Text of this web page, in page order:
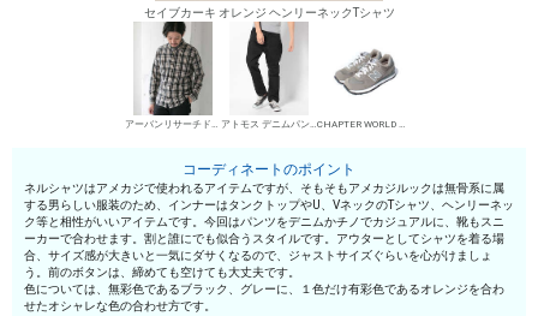
セイブカーキ オレンジ ヘンリーネックTシャツ
アーバンリサーチドアーズ ネルシャツ アトモス デニムパンツ・ジーンズ CHAPTER WORLD ローカットスニーカー
コーディネートのポイント
ネルシャツはアメカジで使われるアイテムですが、そもそもアメカジルックは無骨系に属
する男らしい服装のため、インナーはタンクトップやU、VネックのTシャツ、ヘンリーネッ
ク等と相性がいいアイテムです。今回はパンツをデニムかチノでカジュアルに、靴もスニ
ーカーで合わせます。割と誰にでも似合うスタイルです。アウターとしてシャツを着る場
合、サイズ感が大きいと一気にダサくなるので、ジャストサイズぐらいを心がけましょ
う。前のボタンは、締めても空けても大丈夫です。
色については、無彩色であるブラック、グレーに、１色だけ有彩色であるオレンジを合わ
せたオシャレな色の合わせ方です。